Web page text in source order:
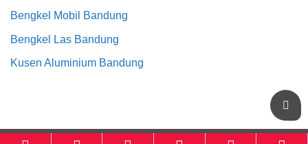
Bengkel Mobil Bandung
Bengkel Las Bandung
Kusen Aluminium Bandung